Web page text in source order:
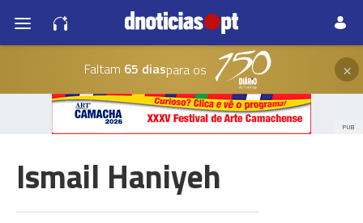
Faltam 65 diaspara os ×
PUB
Ismail Haniyeh